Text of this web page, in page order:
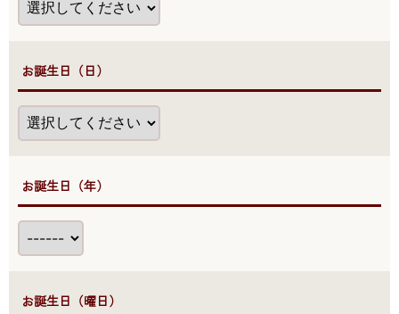
●お誕生日（日）
●お誕生日（年）
●お誕生日（曜日）